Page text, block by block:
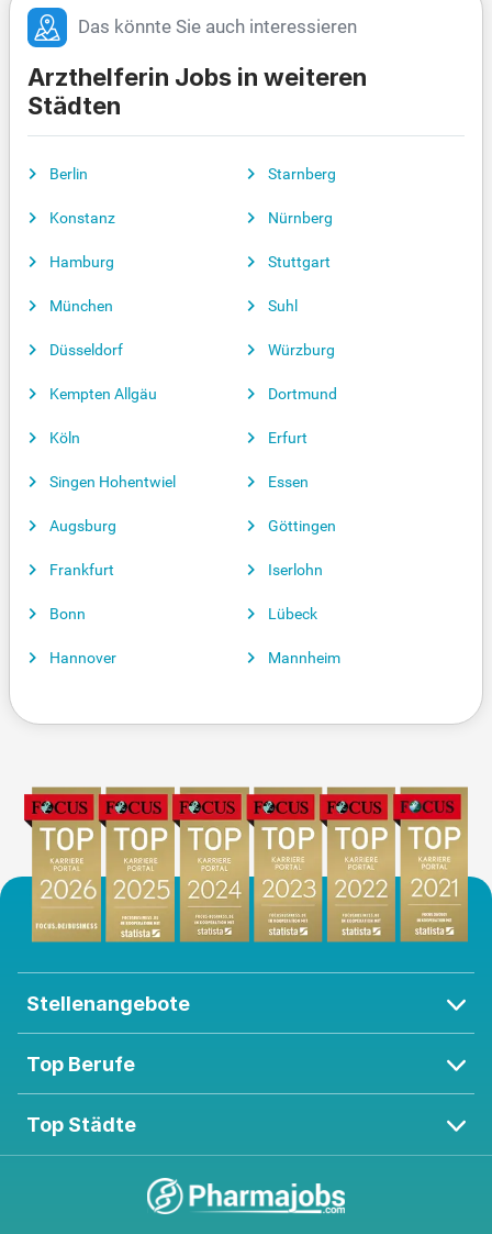
Das könnte Sie auch interessieren
Arzthelferin Jobs in weiteren
Städten
Berlin
Konstanz
Hamburg
München
Düsseldorf
Kempten Allgäu
Köln
Singen Hohentwiel
Augsburg
Frankfurt
Bonn
Hannover
Starnberg
Nürnberg
Stuttgart
Suhl
Würzburg
Dortmund
Erfurt
Essen
Göttingen
Iserlohn
Lübeck
Mannheim
Stellenangebote
Top Berufe
Top Städte